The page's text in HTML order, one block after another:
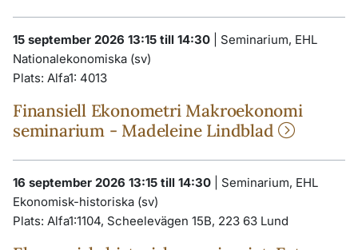
15 september 2026 13:15 till 14:30
Seminarium, EHL
Nationalekonomiska (sv)
Plats: Alfa1: 4013
Finansiell Ekonometri Makroekonomi
seminarium - Madeleine Lindblad
16 september 2026 13:15 till 14:30
Seminarium, EHL
Ekonomisk-historiska (sv)
Plats: Alfa1:1104, Scheelevägen 15B, 223 63 Lund